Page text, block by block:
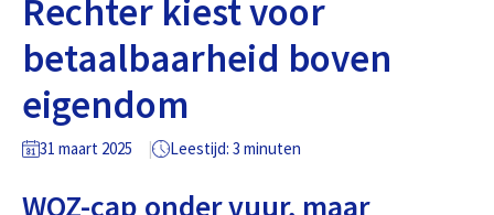
Rechter kiest voor
betaalbaarheid boven
eigendom
31 maart 2025 Leestijd: 3 minuten
WOZ-cap onder vuur, maar